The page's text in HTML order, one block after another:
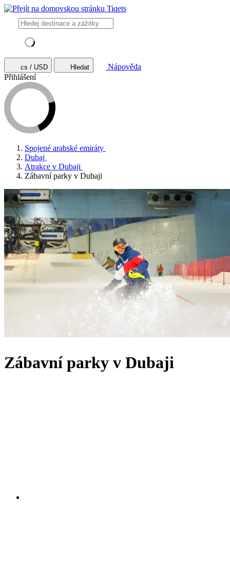
cs / USD Hledat
Nápověda
Přihlášení
Spojené arabské emiráty
Dubaj
Atrakce v Dubaji
Zábavní parky v Dubaji
Zábavní parky v Dubaji